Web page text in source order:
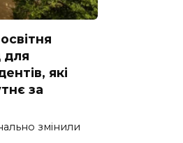
для
які
за
змінили